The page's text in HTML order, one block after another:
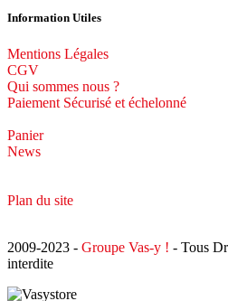
Information Utiles
Mentions Légales
CGV
Qui sommes nous ?
Paiement Sécurisé et échelonné
Panier
News
Plan du site
2009-2023 - Groupe Vas-y ! - Tous
interdite